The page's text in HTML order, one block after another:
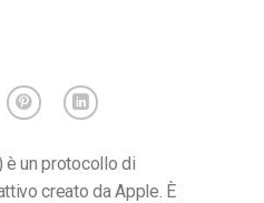
è un protocollo di
creato da Apple. È